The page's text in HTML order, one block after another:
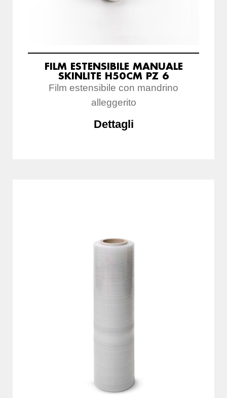
FILM ESTENSIBILE MANUALE
SKINLITE H50CM PZ 6
Film estensibile con mandrino
alleggerito
Dettagli